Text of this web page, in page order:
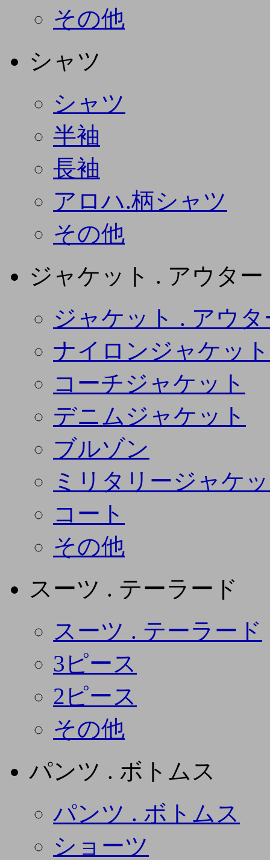
その他
シャツ
シャツ
半袖
長袖
アロハ.柄シャツ
その他
ジャケット . アウター
ジャケット . アウタ
ナイロンジャケット
コーチジャケット
デニムジャケット
ブルゾン
ミリタリージャケ
コート
その他
スーツ . テーラード
スーツ . テーラード
3ピース
2ピース
その他
パンツ . ボトムス
パンツ . ボトムス
ショーツ